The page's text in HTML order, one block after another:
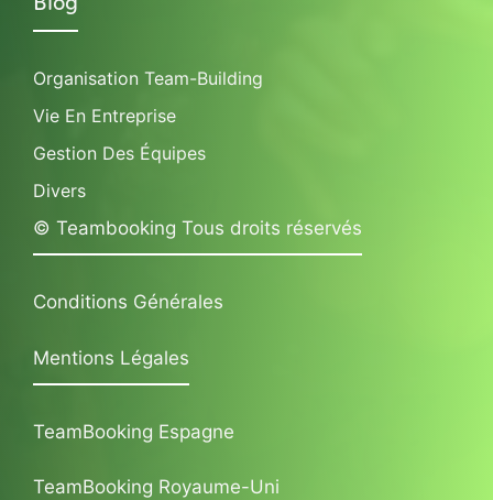
Organisation Team-Building
Vie En Entreprise
Gestion Des Équipes
Divers
© Teambooking Tous droits réservés
Conditions Générales
Mentions Légales
TeamBooking Espagne
TeamBooking Royaume-Uni